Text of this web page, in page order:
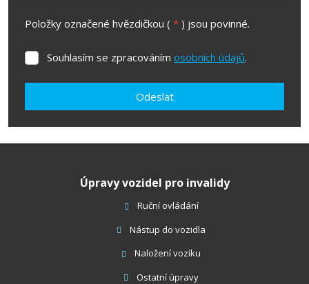
Položky označené hvězdičkou ( * ) jsou povinné.
Souhlasím
zpracováním
Souhlasím se zpracováním osobních údajů.
Odeslat
se
odeslat.Úpravy vozidel pro invalidy
Ruční ovládání
Nástup do vozidla
Naložení vozíku
Ostatní úpravy